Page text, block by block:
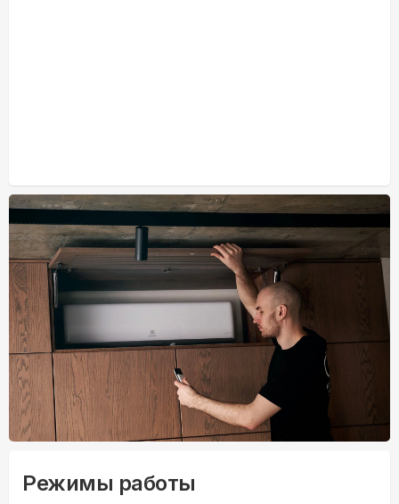
Режимы работы